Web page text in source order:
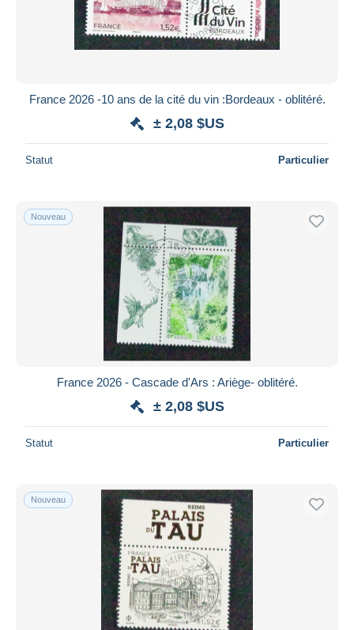
Appliquer
France 2026 -10 ans de la cité du vin :Bordeaux - oblitéré.
± 2,08 $US
Statut Particulier
Nouveau
France 2026 - Cascade d'Ars : Ariège- oblitéré.
± 2,08 $US
Statut Particulier
Nouveau